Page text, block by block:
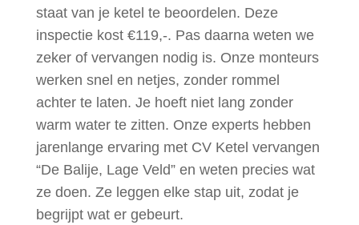
staat van je ketel te beoordelen. Deze
inspectie kost €119,-. Pas daarna weten we
zeker of vervangen nodig is. Onze monteurs
werken snel en netjes, zonder rommel
achter te laten. Je hoeft niet lang zonder
warm water te zitten. Onze experts hebben
jarenlange ervaring met CV Ketel vervangen
“De Balije, Lage Veld” en weten precies wat
ze doen. Ze leggen elke stap uit, zodat je
begrijpt wat er gebeurt.